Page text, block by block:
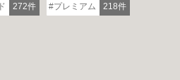
272件 プレミアム 218件